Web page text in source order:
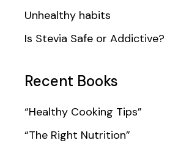
Unhealthy habits
Is Stevia Safe or Addictive?
Recent Books
“Healthy Cooking Tips”
“The Right Nutrition”